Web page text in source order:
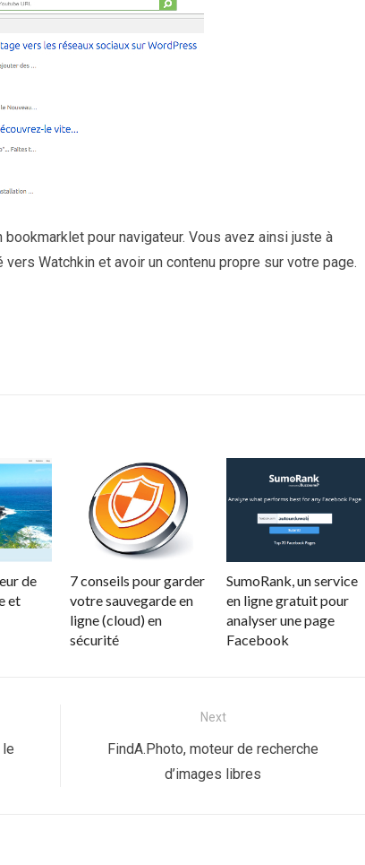
pour navigateur. Vous avez ainsi juste à
Watchkin et avoir un contenu propre sur votre page.
de
et
7 conseils pour garder
votre sauvegarde en
ligne (cloud) en
sécurité
SumoRank, un service
en ligne gratuit pour
analyser une page
Facebook
le
Next
Next
FindA.Photo, moteur de recherche
d’images libres